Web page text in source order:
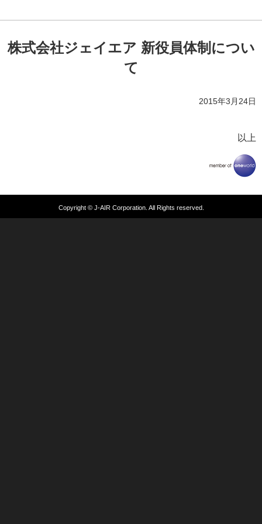
株式会社ジェイエア 新役員体制につい
て
2015年3月24日
以上
Copyright © J-AIR Corporation. All Rights reserved.